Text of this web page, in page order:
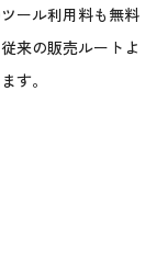
ール利用料も無料
来の販売ルートよ
す。